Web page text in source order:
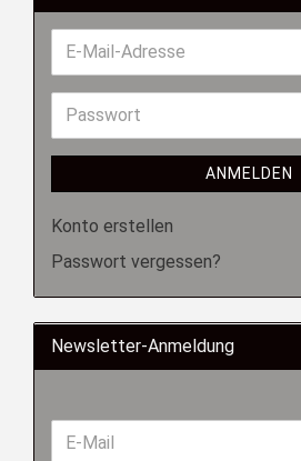
ANMELDEN
Konto erstellen
Passwort vergessen?
Newsletter-Anmeldung